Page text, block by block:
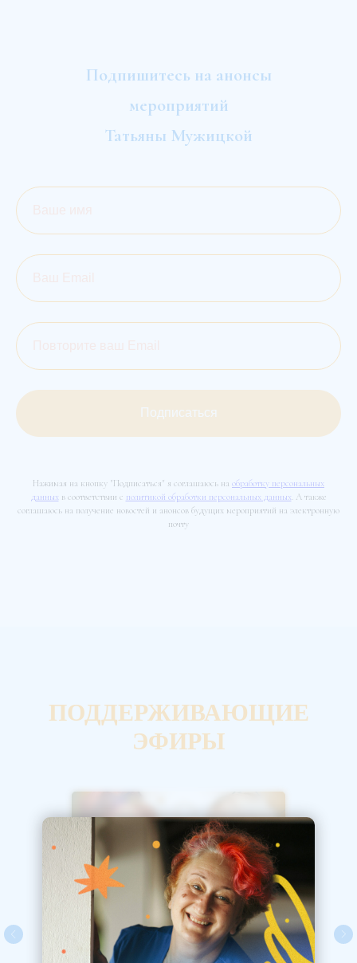
Подпишитесь на анонсы
мероприятий
Татьяны Мужицкой
Подписаться
Нажимая на кнопку "Подписаться" я соглашаюсь на обработку персональных
данных в соответствии с политикой обработки персональных данных. А также
соглашаюсь на получение новостей и анонсов будущих мероприятий на электронную
почту
ПОДДЕРЖИВАЮЩИЕ
ЭФИРЫ
Психолог Татьяна
Мужицкая: о том, как нам со